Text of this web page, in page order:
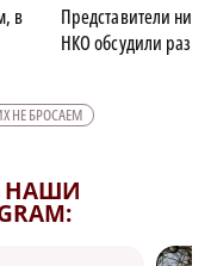
в
Представители
НКО обсудили
НЕ БРОСАЕМ
НАШИ